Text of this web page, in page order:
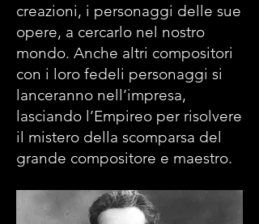
creazioni, i personaggi delle sue
opere, a cercarlo nel nostro
mondo. Anche altri compositori
con i loro fedeli personaggi si
lanceranno nell’impresa,
lasciando l’Empireo per risolvere
il mistero della scomparsa del
grande compositore e maestro.